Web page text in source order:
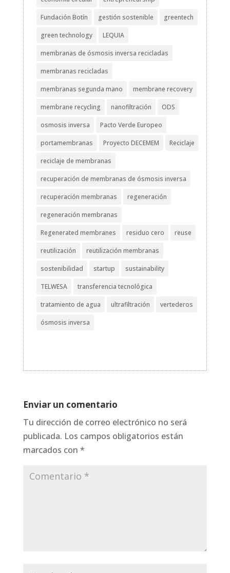
Fundación Botín gestión sostenible greentech
green technology LEQUIA
membranas de ósmosis inversa recicladas
membranas recicladas
membranas segunda mano membrane recovery
membrane recycling nanofiltración ODS
osmosis inversa Pacto Verde Europeo
portamembranas Proyecto DECEMEM Reciclaje
reciclaje de membranas
recuperación de membranas de ósmosis inversa
recuperación membranas regeneración
regeneración membranas
Regenerated membranes residuo cero reuse
reutilización reutilización membranas
sostenibilidad startup sustainability
TELWESA transferencia tecnológica
tratamiento de agua ultrafiltración vertederos
ósmosis inversa
Enviar un comentario
Tu dirección de correo electrónico no será
publicada. Los campos obligatorios están
marcados con *